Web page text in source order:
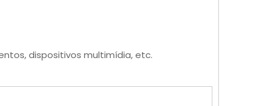
dispositivos multimídia, etc.